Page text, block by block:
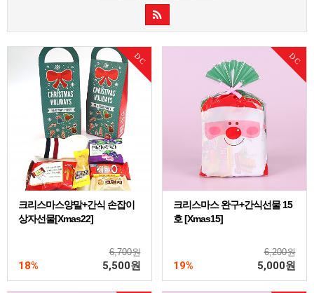
DC
크리스마스양말+간식 손잡이
상자선물[Xmas22]
6,700원
18% 5,500원
DC
크리스마스 완구+간식선물 15
호 [Xmas15]
6,200원
19% 5,000원